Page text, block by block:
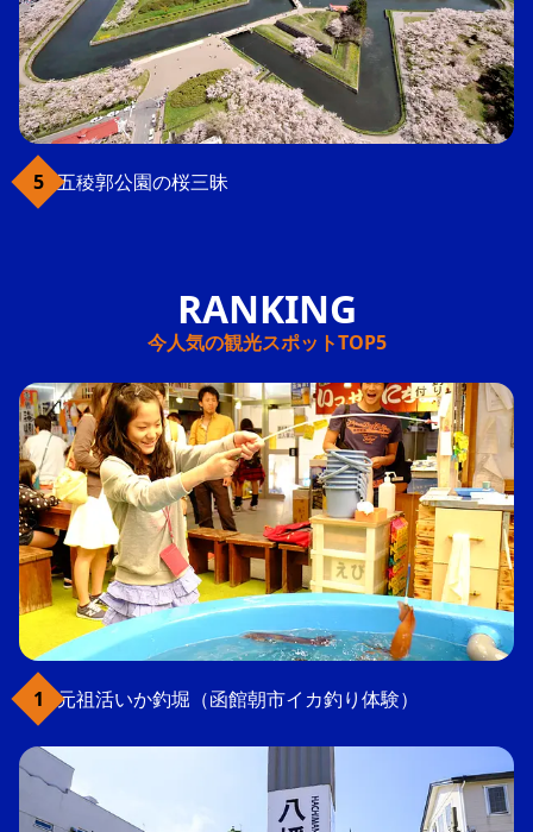
五稜郭公園の桜三昧
今人気の観光スポットTOP5
元祖活いか釣堀（函館朝市イカ釣り体験）